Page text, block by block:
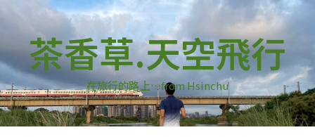
茶香草.天空飛行
在旅行的路上…from Hsinchu